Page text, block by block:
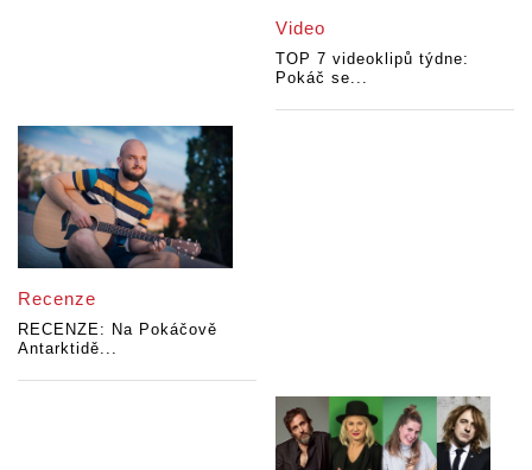
Video
TOP 7 videoklipů týdne:
Pokáč se...
Recenze
RECENZE: Na Pokáčově
Antarktidě...